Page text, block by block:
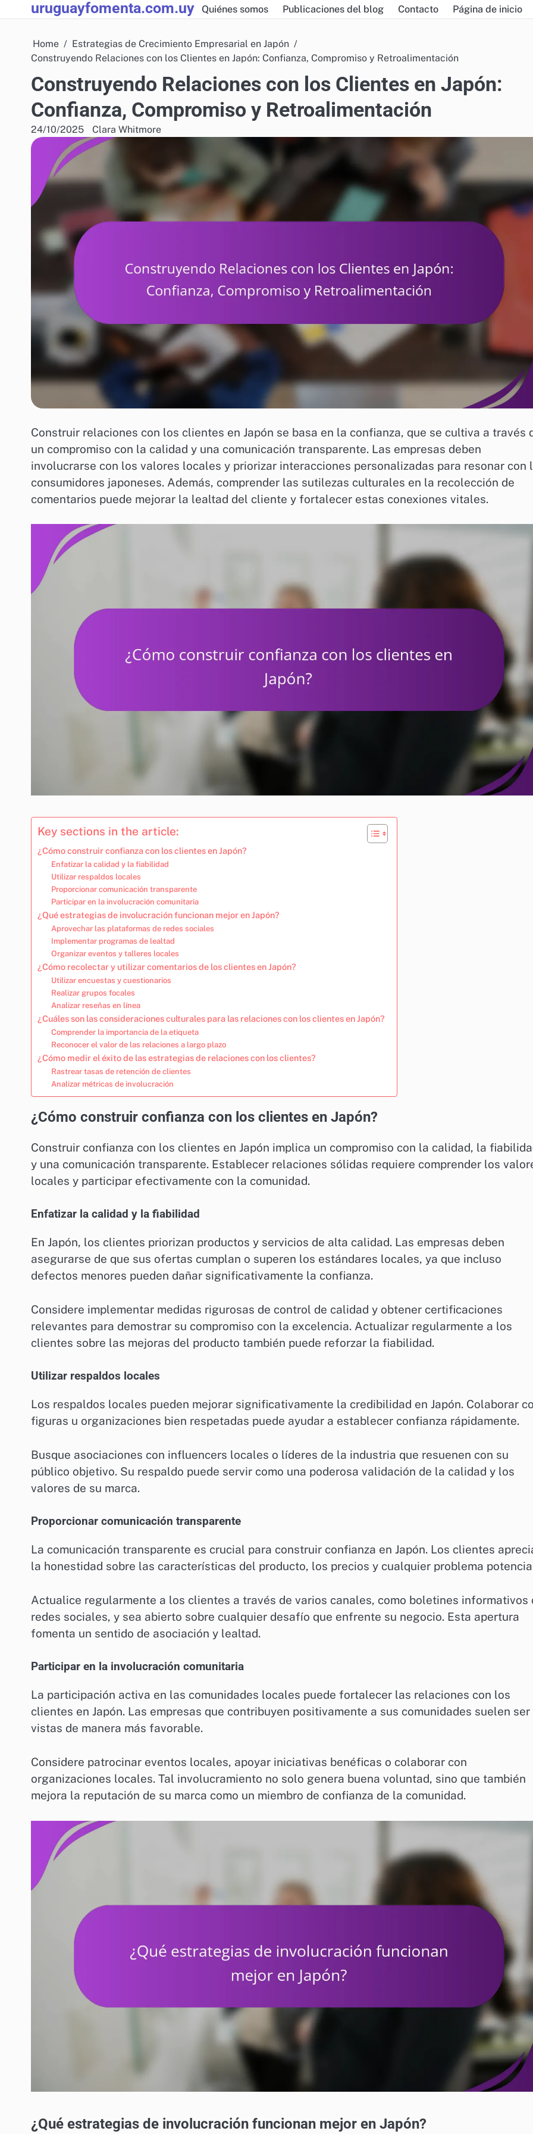
to
uruguayfomenta.com.uy Quiénes somos Publicaciones del blog Contacto Página de inicio
Home
Estrategias de Crecimiento Empresarial en Japón
Construyendo Relaciones con los Clientes en Japón: Confianza, Compromiso y Retroalimentación
Construyendo Relaciones con los Clientes en Japón:
Confianza, Compromiso y Retroalimentación
24/10/2025 Clara Whitmore
Construir relaciones con los clientes en Japón se basa en la confianza, que se cultiva a través
un compromiso con la calidad y una comunicación transparente. Las empresas deben
involucrarse con los valores locales y priorizar interacciones personalizadas para resonar con
consumidores japoneses. Además, comprender las sutilezas culturales en la recolección de
comentarios puede mejorar la lealtad del cliente y fortalecer estas conexiones vitales.
Key sections in the article:
¿Cómo construir confianza con los clientes en Japón?
Enfatizar la calidad y la fiabilidad
Utilizar respaldos locales
Proporcionar comunicación transparente
Participar en la involucración comunitaria
¿Qué estrategias de involucración funcionan mejor en Japón?
Aprovechar las plataformas de redes sociales
Implementar programas de lealtad
Organizar eventos y talleres locales
¿Cómo recolectar y utilizar comentarios de los clientes en Japón?
Utilizar encuestas y cuestionarios
Realizar grupos focales
Analizar reseñas en línea
¿Cuáles son las consideraciones culturales para las relaciones con los clientes en Japón?
Comprender la importancia de la etiqueta
Reconocer el valor de las relaciones a largo plazo
¿Cómo medir el éxito de las estrategias de relaciones con los clientes?
Rastrear tasas de retención de clientes
Analizar métricas de involucración
¿Cómo construir confianza con los clientes en Japón?
Construir confianza con los clientes en Japón implica un compromiso con la calidad, la
y una comunicación transparente. Establecer relaciones sólidas requiere comprender los
locales y participar efectivamente con la comunidad.
Enfatizar la calidad y la fiabilidad
En Japón, los clientes priorizan productos y servicios de alta calidad. Las empresas deben
asegurarse de que sus ofertas cumplan o superen los estándares locales, ya que incluso
defectos menores pueden dañar significativamente la confianza.
Considere implementar medidas rigurosas de control de calidad y obtener certificaciones
relevantes para demostrar su compromiso con la excelencia. Actualizar regularmente a los
clientes sobre las mejoras del producto también puede reforzar la fiabilidad.
Utilizar respaldos locales
Los respaldos locales pueden mejorar significativamente la credibilidad en Japón. Colaborar
figuras u organizaciones bien respetadas puede ayudar a establecer confianza rápidamente.
Busque asociaciones con influencers locales o líderes de la industria que resuenen con su
público objetivo. Su respaldo puede servir como una poderosa validación de la calidad y los
valores de su marca.
Proporcionar comunicación transparente
La comunicación transparente es crucial para construir confianza en Japón. Los clientes
la honestidad sobre las características del producto, los precios y cualquier problema
Actualice regularmente a los clientes a través de varios canales, como boletines informativos
redes sociales, y sea abierto sobre cualquier desafío que enfrente su negocio. Esta apertura
fomenta un sentido de asociación y lealtad.
Participar en la involucración comunitaria
La participación activa en las comunidades locales puede fortalecer las relaciones con los
clientes en Japón. Las empresas que contribuyen positivamente a sus comunidades suelen ser
vistas de manera más favorable.
Considere patrocinar eventos locales, apoyar iniciativas benéficas o colaborar con
organizaciones locales. Tal involucramiento no solo genera buena voluntad, sino que también
mejora la reputación de su marca como un miembro de confianza de la comunidad.
¿Qué estrategias de involucración funcionan mejor en Japón?